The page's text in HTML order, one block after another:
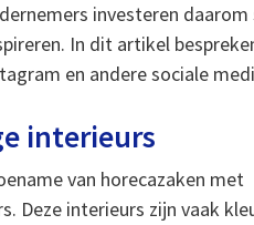
investeren
In dit artikel
en andere sociale
interieurs
van horecazaken met
Deze interieurs zijn vaak